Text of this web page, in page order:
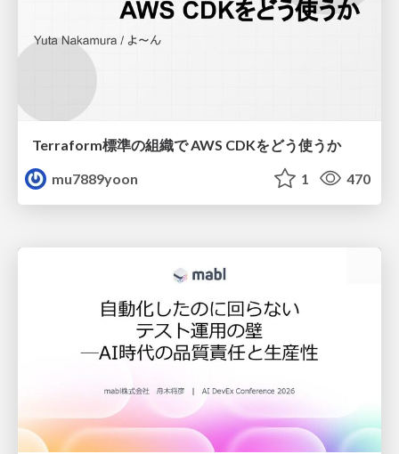
Terraform標準の組織で AWS CDKをどう使うか
mu7889yoon
1 470